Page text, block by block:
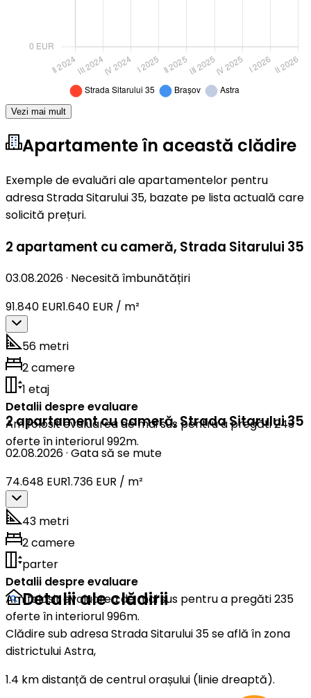
Vezi mai mult
Apartamente în această clădire
Exemple de evaluări ale apartamentelor pentru
adresa Strada Sitarului 35, bazate pe lista actuală care
solicită prețuri.
2 apartament cu cameră, Strada Sitarului 35
03.08.2026· Necesită îmbunătățiri
91.840 EUR1.640 EUR / m²
56 metri
2 camere
1 etaj
Detalii despre evaluare
Am folosit evaluarea de mai sus pentru a pregăti 243
oferte în interiorul 992m.
2 apartament cu cameră,Strada Sitarului 35
02.08.2026· Gata să se mute
74.648 EUR1.736 EUR / m²
43 metri
2 camere
parter
Detalii despre evaluare
Am folosit evaluarea de mai sus pentru a pregăti 235
oferte în interiorul 996m.
Detalii ale clădirii
Clădire sub adresa Strada Sitarului 35 se află în zona
districtului Astra,
1.4 km distanță de centrul orașului (linie dreaptă).